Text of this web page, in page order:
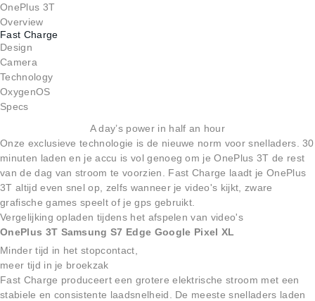
OnePlus 3T
Overview
Fast Charge
Design
Camera
Technology
OxygenOS
Specs
A day’s power in half an hour
Onze exclusieve technologie is de nieuwe norm voor snelladers. 30
minuten laden en je accu is vol genoeg om je OnePlus 3T de rest
van de dag van stroom te voorzien. Fast Charge laadt je OnePlus
3T altijd even snel op, zelfs wanneer je video's kijkt, zware
grafische games speelt of je gps gebruikt.
Vergelijking opladen tijdens het afspelen van video's
OnePlus 3T Samsung S7 Edge Google Pixel XL
Minder tijd in het stopcontact,
meer tijd in je broekzak
Fast Charge produceert een grotere elektrische stroom met een
stabiele en consistente laadsnelheid. De meeste snelladers laden